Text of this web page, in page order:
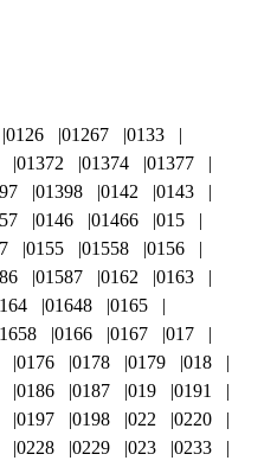
0126 01267
0133
01372 01374
01377
01398 0142
0143
0146 01466
015
0155 01558
0156
01587 0162
0163
01648
0165
0166 0167
017
0176 0178 0179
018
0186 0187 019
0191
0197 0198 022
0220
0228 0229 023
0233